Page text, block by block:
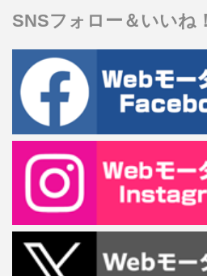
SNSフォロー＆いいね